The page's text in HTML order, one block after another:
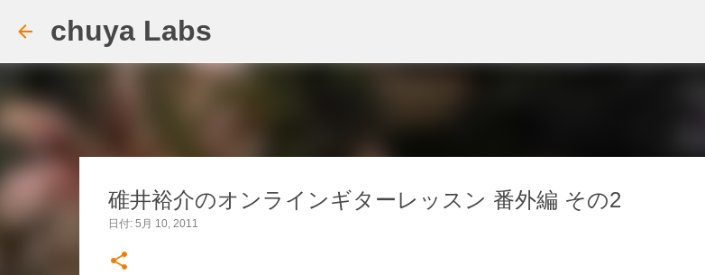
chuya Labs
碓井裕介のオンラインギターレッスン 番外編 その2
日付: 5月 10, 2011